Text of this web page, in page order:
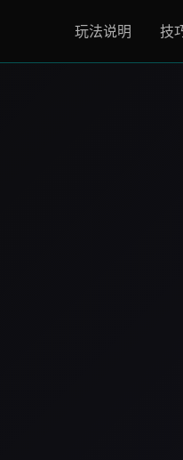
玩法说明 技